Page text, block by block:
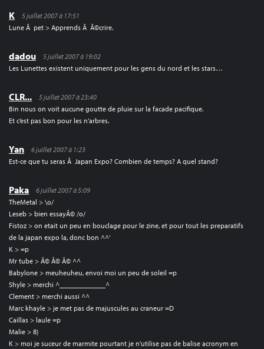
K
5 juillet 2007 à 17:51
Lune Ã pet > Apprends Ã Ã©crire.
dadou
5 juillet 2007 à 19:02
Les Lunettes existent uniquement pour les gens du nord et les stars…
CLR...
5 juillet 2007 à 23:40
Bin nous on voit aucune goutte de pluie sur la facade pacifique.
Et c’est pas bon pour les n’arbres.
Yan
6 juillet 2007 à 1:23
Est-ce que tu seras Ã Japan Expo? Combien de temps? A quel stand?
Paka
6 juillet 2007 à 5:09
TheMetal > \o/
Leseb > bien essayÃ© /o/
Fistoz > on etait un peu en bouclage pour le zine, et pour tout les preparatifs
de la japan expo la, donc bon ^^’
K > =p
Mr tube > Ã© Ã© Ã© ^^
Babylone > meuheuheu, envoi moi un peu de soleil =p
Shyle > merchi ^_____________^
Clement > merchi aussi ^^
Marc khayle > je met pas de majuscules au craneur =D
Caillas > laule =p
Malie > 8)
K > moi je suceur de marmite pourtant je n’utilise pas de balise acronym en